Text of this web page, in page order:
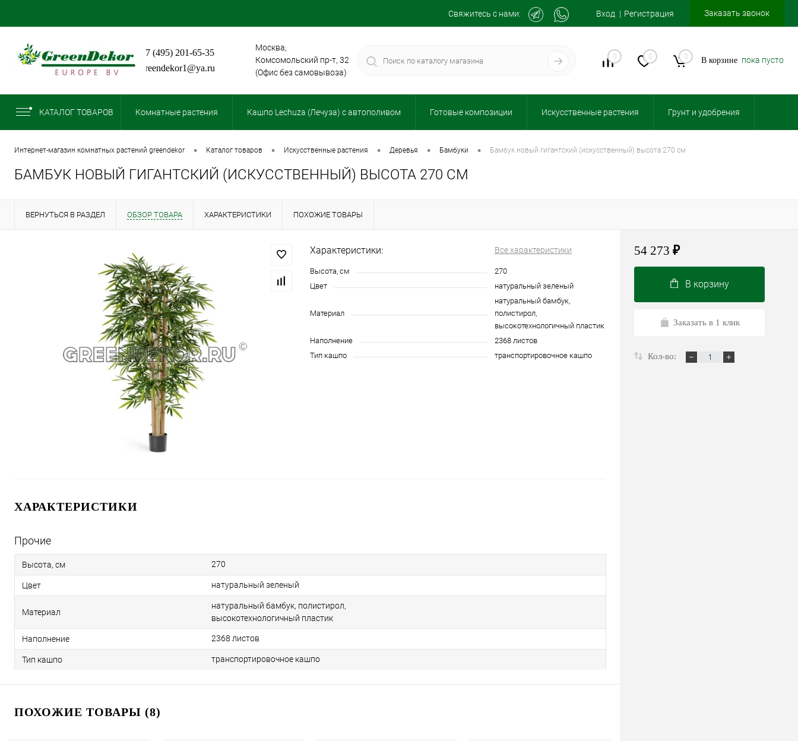
Свяжитесь с нами: Вход Регистрация Заказать звонок
+7 (495) 201-65-35
greendekor1@ya.ru
Москва,
Комсомольский пр-т, 32
(Офис без самовывоза)
0 0 0 В корзине пока пусто
КАТАЛОГ ТОВАРОВ Комнатные растения Кашпо Lechuza (Лечуза) с автополивом Готовые композиции Искусственные растения Грунт и удобрения
интернет-магазин комнатных растений greendekor • каталог товаров • искусственные растения • деревья • бамбуки • бамбук новый гигантский (искусственный) высота 270 см
БАМБУК НОВЫЙ ГИГАНТСКИЙ (ИСКУССТВЕННЫЙ) ВЫСОТА 270 СМ
ВЕРНУТЬСЯ В РАЗДЕЛ ОБЗОР ТОВАРА ХАРАКТЕРИСТИКИ ПОХОЖИЕ ТОВАРЫ
Характеристики: Все характеристики
Высота, см
270
Цвет
натуральный зеленый
Материал
натуральный бамбук,
полистирол,
высокотехнологичный пластик
Наполнение
2368 листов
Тип кашпо
транспортировочное кашпо
ХАРАКТЕРИСТИКИ
Прочие
Высота, см 270
Цвет натуральный зеленый
Материал
натуральный бамбук, полистирол,
высокотехнологичный пластик
Наполнение 2368 листов
Тип кашпо транспортировочное кашпо
ПОХОЖИЕ ТОВАРЫ (8)
54 273 ₽
В корзину
Заказать в 1 клик
Кол-во: